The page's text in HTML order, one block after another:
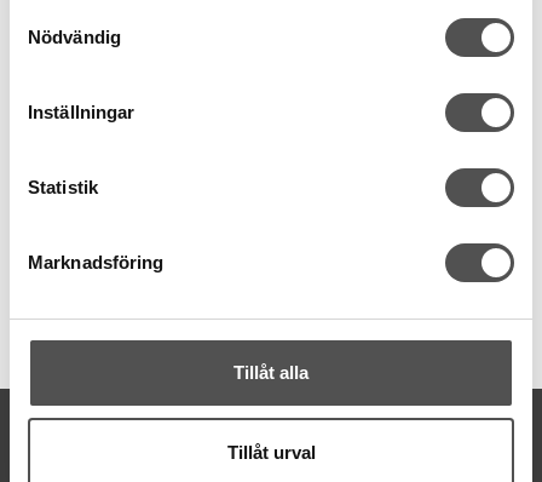
Nödvändig
Inställningar
Statistik
Marknadsföring
Tillåt alla
Tillåt urval
Gütermann rPET sytråd 800 vit
100m
KONTAKTA OSS